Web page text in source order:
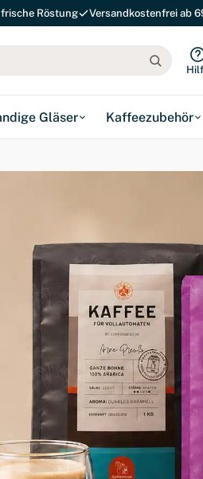
Röstung Versandkostenfrei ab
Gläser Kaffeezubehör